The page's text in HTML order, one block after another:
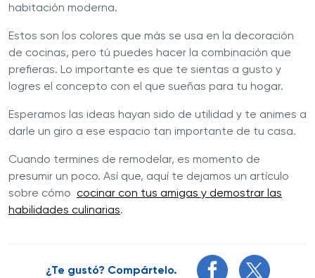
habitación moderna.
Estos son los colores que más se usa en la decoración
de cocinas, pero tú puedes hacer la combinación que
prefieras. Lo importante es que te sientas a gusto y
logres el concepto con el que sueñas para tu hogar.
Esperamos las ideas hayan sido de utilidad y te animes a
darle un giro a ese espacio tan importante de tu casa.
Cuando termines de remodelar, es momento de
presumir un poco. Así que, aquí te dejamos un artículo
sobre cómo cocinar con tus amigas y demostrar las
habilidades culinarias.
¿Te gustó? Compártelo.